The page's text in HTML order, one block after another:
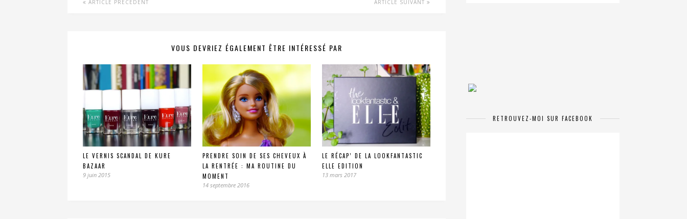
ARTICLE PRÉCÉDENT ARTICLE SUIVANT
VOUS DEVRIEZ ÉGALEMENT ÊTRE INTÉRESSÉ PAR
LE VERNIS SCANDAL DE KURE
BAZAAR
9 juin 2015
PRENDRE SOIN DE SES CHEVEUX À
LA RENTRÉE : MA ROUTINE DU
MOMENT
14 septembre 2016
LE RÉCAP’ DE LA LOOKFANTASTIC
ELLE EDITION
13 mars 2017
RETROUVEZ-MOI SUR FACEBOOK